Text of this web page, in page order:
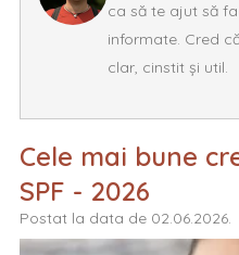
Auto
Petshop
ca să te ajut să
informate. Cred
clar, cinstit și util.
Cele mai bune
SPF - 2026
Postat la data de 02.06.2026.